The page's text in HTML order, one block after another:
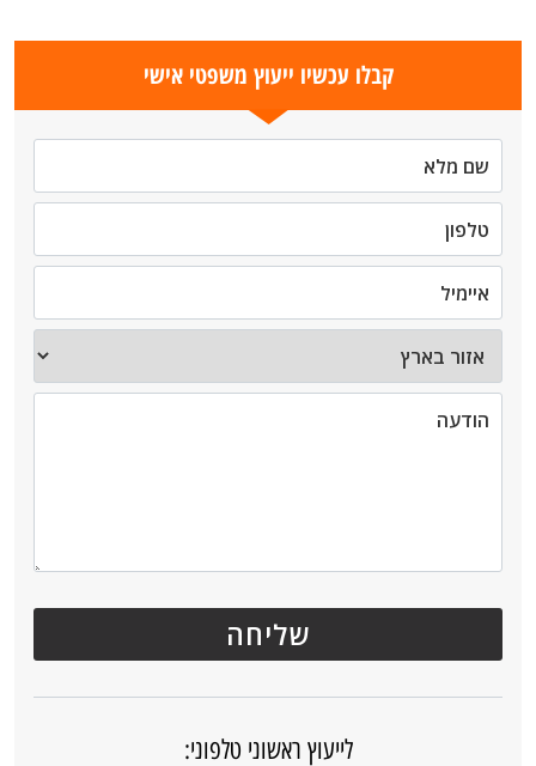
קבלו עכשיו ייעוץ משפטי אישי
לייעוץ ראשוני טלפוני: